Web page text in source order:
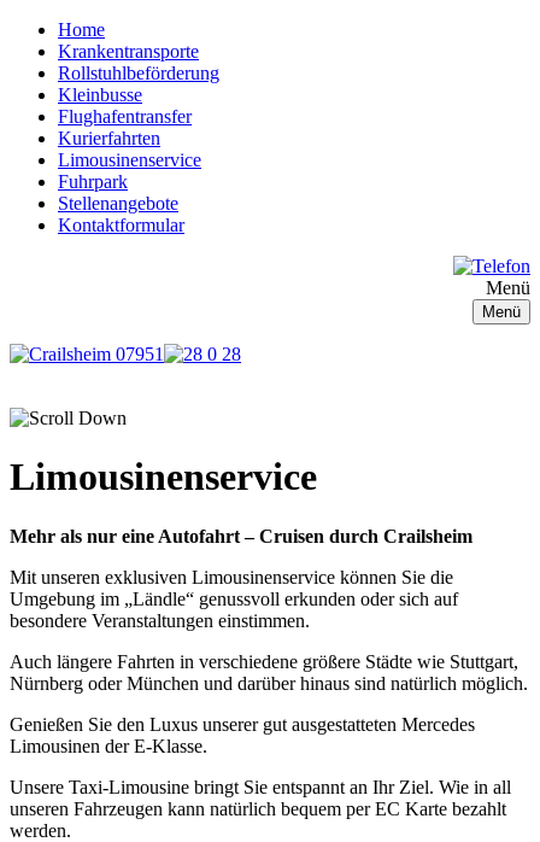
Home
Krankentransporte
Rollstuhlbeförderung
Kleinbusse
Flughafentransfer
Kurierfahrten
Limousinenservice
Fuhrpark
Stellenangebote
Kontaktformular
Menü
Menü
Limousinenservice
Mehr als nur eine Autofahrt –Cruisen durch Crailsheim
Mit unseren exklusiven Limousinenservice können Sie die
Umgebung im „Ländle“ genussvoll erkunden oder sich auf
besondere Veranstaltungen einstimmen.
Auch längere Fahrten in verschiedene größere Städte wie Stuttgart,
Nürnberg oder München und darüber hinaus sind natürlich möglich.
Genießen Sie den Luxus unserer gut ausgestatteten Mercedes
Limousinen der E-Klasse.
Unsere Taxi-Limousine bringt Sie entspannt an Ihr Ziel. Wie in all
unseren Fahrzeugen kann natürlich bequem per EC Karte bezahlt
werden.